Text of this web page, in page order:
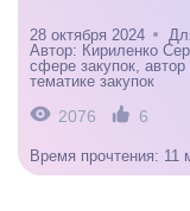
28 октября 2024
Автор: Кириленко
сфере закупок,
тематике закупок
2076 6
Время прочтения: 11